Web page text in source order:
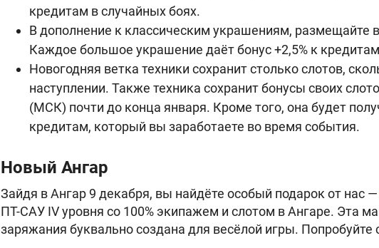
кредитам в случайных боях.
В дополнение к классическим украшениям, размещайте
Каждое большое украшение даёт бонус +2,5% к
Новогодняя ветка техники сохранит столько слотов,
наступлении. Также техника сохранит бонусы своих
(МСК) почти до конца января. Кроме того, она будет
кредитам, который вы заработаете во время события.
Новый Ангар
Зайдя в Ангар 9 декабря, вы найдёте особый подарок от нас —
ПТ-САУ IV уровня со 100% экипажем и слотом в Ангаре. Эта
заряжания буквально создана для весёлой игры. Попробуйте